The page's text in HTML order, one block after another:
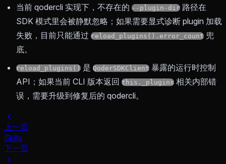
当前 qodercli 实现下，不存在的 --plugin-dir 路径在
SDK 模式里会被静默忽略；如果需要显式诊断 plugin 加载
失败，目前只能通过 reload_plugins().error_count 兜
底。
reload_plugins() 是 QoderSDKClient 暴露的运行时控制
API；如果当前 CLI 版本返回 this._plugins 相关内部错
误，需要升级到修复后的 qodercli。
上一页
Skills
下一页